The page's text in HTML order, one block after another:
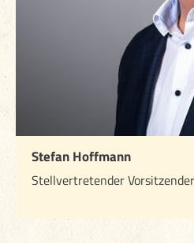
Stefan Hoffmann
Stellvertretender Vorsitzender